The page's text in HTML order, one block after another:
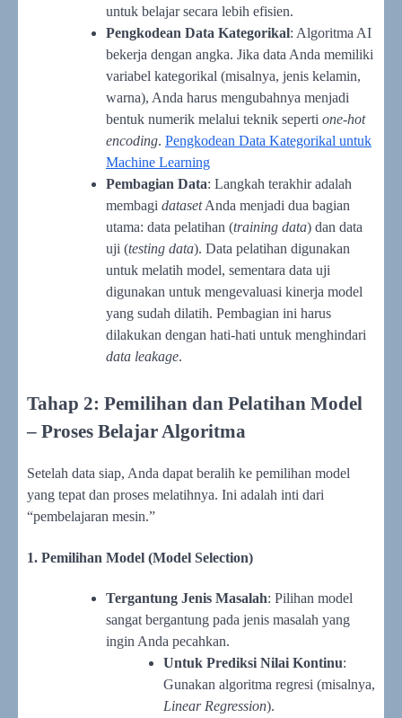
untuk belajar secara lebih efisien.
Pengkodean Data Kategorikal: Algoritma AI
bekerja dengan angka. Jika data Anda memiliki
variabel kategorikal (misalnya, jenis kelamin,
warna), Anda harus mengubahnya menjadi
bentuk numerik melalui teknik seperti one-hot
encoding. Pengkodean Data Kategorikal untuk
Machine Learning
Pembagian Data: Langkah terakhir adalah
membagi datasetAnda menjadi dua bagian
utama: data pelatihan (training data) dan data
uji (testing data). Data pelatihan digunakan
untuk melatih model, sementara data uji
digunakan untuk mengevaluasi kinerja model
yang sudah dilatih. Pembagian ini harus
dilakukan dengan hati-hati untuk menghindari
data leakage.
Tahap 2: Pemilihan dan Pelatihan Model
– Proses Belajar Algoritma
Setelah data siap, Anda dapat beralih ke pemilihan model
yang tepat dan proses melatihnya. Ini adalah inti dari
“pembelajaran mesin.”
1. Pemilihan Model (Model Selection)
Tergantung Jenis Masalah: Pilihan model
sangat bergantung pada jenis masalah yang
ingin Anda pecahkan.
Untuk Prediksi Nilai Kontinu:
Gunakan algoritma regresi (misalnya,
Linear Regression).